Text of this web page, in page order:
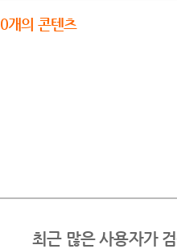
0개의 콘텐츠
최근 많은 사용자가